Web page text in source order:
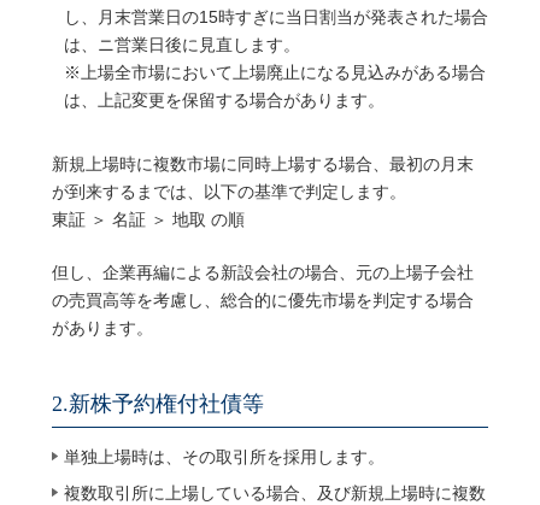
し、月末営業日の15時すぎに当日割当が発表された場合
は、ニ営業日後に見直します。
※上場全市場において上場廃止になる見込みがある場合
は、上記変更を保留する場合があります。
新規上場時に複数市場に同時上場する場合、最初の月末
が到来するまでは、以下の基準で判定します。
東証 ＞ 名証 ＞ 地取 の順
但し、企業再編による新設会社の場合、元の上場子会社
の売買高等を考慮し、総合的に優先市場を判定する場合
があります。
2.新株予約権付社債等
単独上場時は、その取引所を採用します。
複数取引所に上場している場合、及び新規上場時に複数